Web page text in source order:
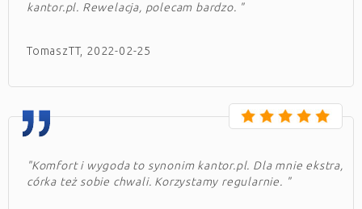
kantor.pl. Rewelacja, polecam bardzo. "
TomaszTT, 2022-02-25
"Komfort i wygoda to synonim kantor.pl. Dla mnie ekstra,
córka też sobie chwali. Korzystamy regularnie. "